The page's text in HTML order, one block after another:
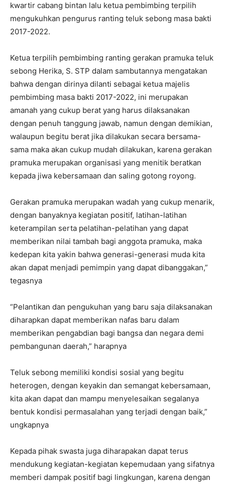
kwartir cabang bintan lalu ketua pembimbing terpilih
mengukuhkan pengurus ranting teluk sebong masa bakti
2017-2022.
Ketua terpilih pembimbing ranting gerakan pramuka teluk
sebong Herika, S. STP dalam sambutannya mengatakan
bahwa dengan dirinya dilanti sebagai ketua majelis
pembimbing masa bakti 2017-2022, ini merupakan
amanah yang cukup berat yang harus dilaksanakan
dengan penuh tanggung jawab, namun dengan demikian,
walaupun begitu berat jika dilakukan secara bersama-
sama maka akan cukup mudah dilakukan, karena gerakan
pramuka merupakan organisasi yang menitik beratkan
kepada jiwa kebersamaan dan saling gotong royong.
Gerakan pramuka merupakan wadah yang cukup menarik,
dengan banyaknya kegiatan positif, latihan-latihan
keterampilan serta pelatihan-pelatihan yang dapat
memberikan nilai tambah bagi anggota pramuka, maka
kedepan kita yakin bahwa generasi-generasi muda kita
akan dapat menjadi pemimpin yang dapat dibanggakan,”
tegasnya
“Pelantikan dan pengukuhan yang baru saja dilaksanakan
diharapkan dapat memberikan nafas baru dalam
memberikan pengabdian bagi bangsa dan negara demi
pembangunan daerah,” harapnya
Teluk sebong memiliki kondisi sosial yang begitu
heterogen, dengan keyakin dan semangat kebersamaan,
kita akan dapat dan mampu menyelesaikan segalanya
bentuk kondisi permasalahan yang terjadi dengan baik,”
ungkapnya
Kepada pihak swasta juga diharapakan dapat terus
mendukung kegiatan-kegiatan kepemudaan yang sifatnya
memberi dampak positif bagi lingkungan, karena dengan